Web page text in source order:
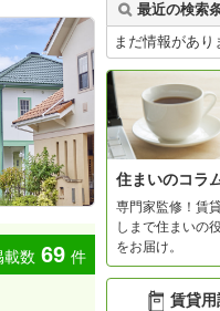
載数 69 件
最近の検索
まだ情報があり
住まいのコラ
専門家監修！賃
しまで住まいの
をお届け。
賃貸用